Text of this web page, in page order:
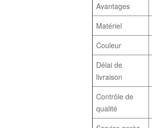
Avantages
Matériel
Couleur
Délai de
livraison
Contrôle de
qualité